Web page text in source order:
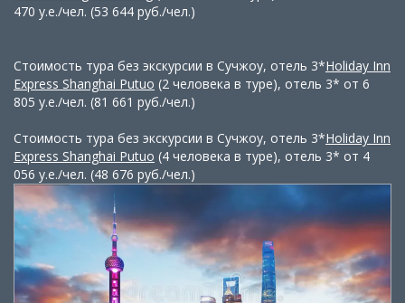
470 у.е./чел. (53 644 руб./чел.)
Стоимость тура без экскурсии в Сучжоу, отель 3*Holiday Inn
Express Shanghai Putuo (2 человека в туре), отель 3* от 6
805 у.е./чел. (81 661 руб./чел.)
Стоимость тура без экскурсии в Сучжоу, отель 3*Holiday Inn
Express Shanghai Putuo (4 человека в туре), отель 3* от 4
056 у.е./чел. (48 676 руб./чел.)